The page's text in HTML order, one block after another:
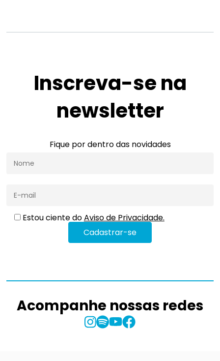
Inscreva-se na
newsletter
Fique por dentro das novidades
Estou ciente doAviso de Privacidade.
Acompanhe nossas redes